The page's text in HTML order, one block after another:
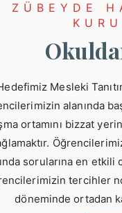
ZÜBEYDE
Mesleki
alanında
ortamını bizzat
sorularına en etkili
tercihler
döneminde ortadan